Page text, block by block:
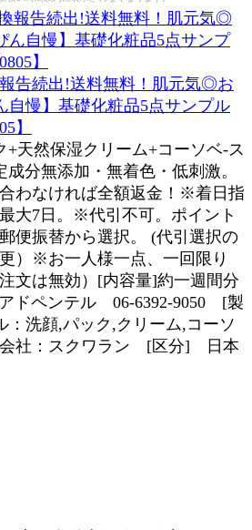
告続出!送料無料！肌元気◎お
自慢】基礎化粧品5点サンプル
】
+天然保湿クリーム+コーソベ-ス
分無添加・無着色・低刺激。
わなければ全額返金！※着日指
大7日。※代引不可。ポイント
便振替から選択。 (代引選択の
）※お一人様一点、一回限り
文は無効）[内容量]約一週間分
ドペンテル 06-6392-9050 [製
：洗顔,パック,クリーム,コーソ
会社：スクワラン [区分] 日本